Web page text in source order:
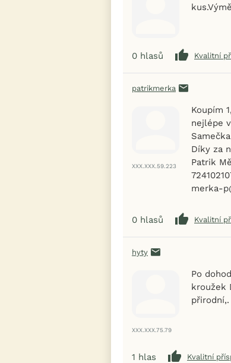
0 hlasů Kvalitní
patrikmerka
XXX.XXX.59.223
Koupím
nejlépe
Díky za
Patrik
merka-
0 hlasů Kvalitní
hyty
XXX.XXX.75.79
Po
kroužek
přirodní,.
1 hlas Kvalitní